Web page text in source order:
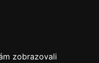
zobrazovali